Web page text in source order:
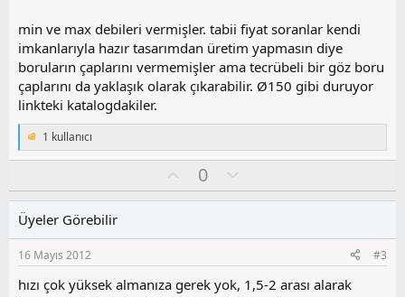
min ve max debileri vermişler. tabii fiyat soranlar kendi
imkanlarıyla hazır tasarımdan üretim yapmasın diye
boruların çaplarını vermemişler ama tecrübeli bir göz boru
çaplarını da yaklaşık olarak çıkarabilir. Ø150 gibi duruyor
linkteki katalogdakiler.
T
e
i
l
e
r
:
1 kullanıcı
y
0
l
s
u
z
Üyeler Görebilir
16 Mayıs 2012 #3
hızı çok yüksek almanıza gerek yok, 1,5-2 arası alarak